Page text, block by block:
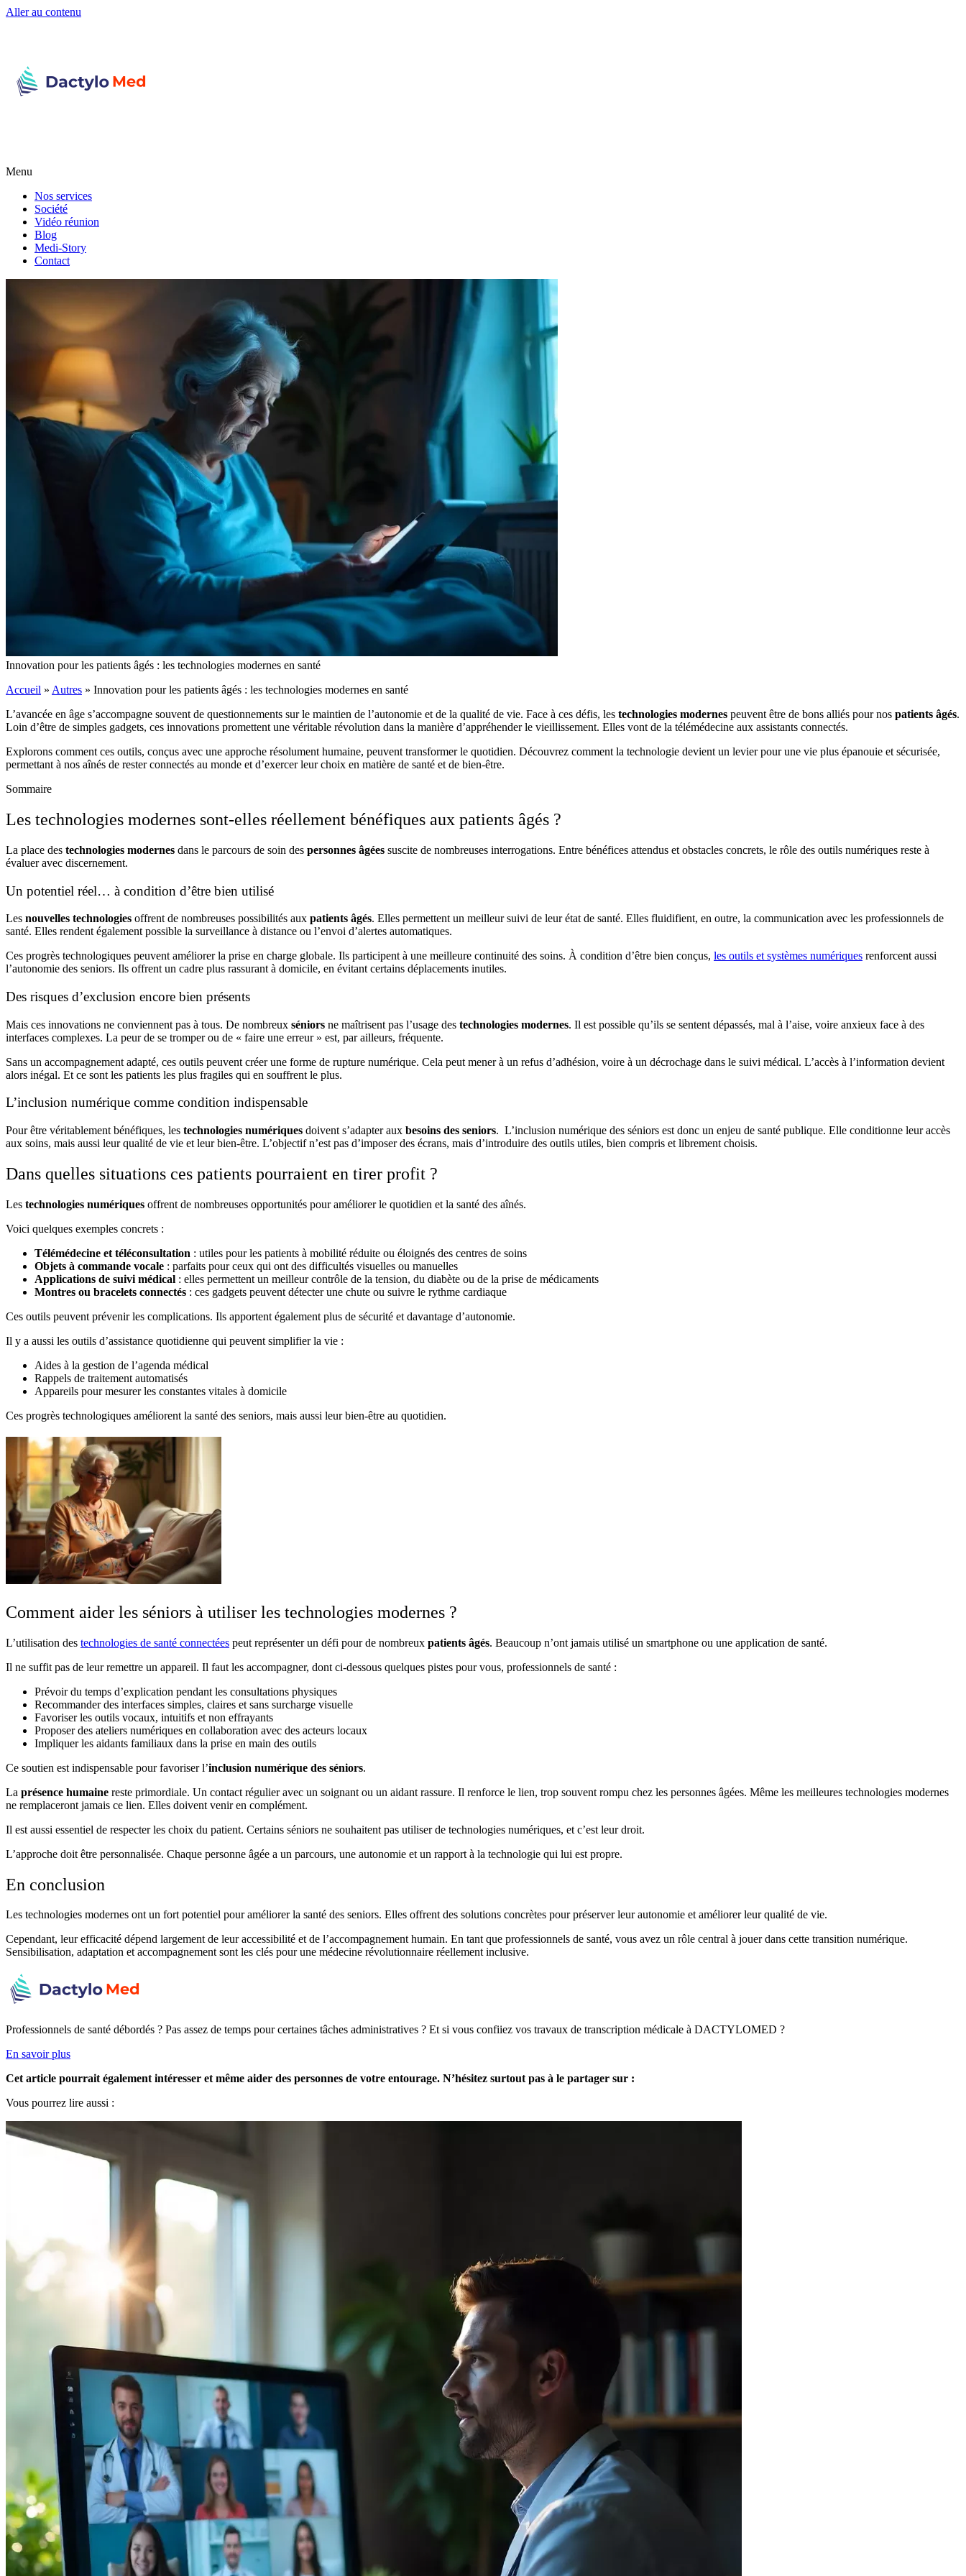
Aller au contenu
Menu
Nos services
Société
Vidéo réunion
Blog
Medi-Story
Contact
Innovation pour les patients âgés : les technologies modernes en santé
Accueil » Autres » Innovation pour les patients âgés : les technologies modernes en santé
L’avancée en âge s’accompagne souvent de questionnements sur le maintien de l’autonomie et de la qualité de vie. Face à ces défis, les technologies modernes peuvent être de bons alliés pour nos patients âgés.
Loin d’être de simples gadgets, ces innovations promettent une véritable révolution dans la manière d’appréhender le vieillissement. Elles vont de la télémédecine aux assistants connectés.
Explorons comment ces outils, conçus avec une approche résolument humaine, peuvent transformer le quotidien. Découvrez comment la technologie devient un levier pour une vie plus épanouie et sécurisée,
permettant à nos aînés de rester connectés au monde et d’exercer leur choix en matière de santé et de bien-être.
Sommaire
Les technologies modernes sont-elles réellement bénéfiques aux patients âgés ?
La place des technologies modernes dans le parcours de soin des personnes âgées suscite de nombreuses interrogations. Entre bénéfices attendus et obstacles concrets, le rôle des outils numériques reste à
évaluer avec discernement.
Un potentiel réel… à condition d’être bien utilisé
Les nouvelles technologies offrent de nombreuses possibilités aux patients âgés. Elles permettent un meilleur suivi de leur état de santé. Elles fluidifient, en outre, la communication avec les professionnels de
santé. Elles rendent également possible la surveillance à distance ou l’envoi d’alertes automatiques.
Ces progrès technologiques peuvent améliorer la prise en charge globale. Ils participent à une meilleure continuité des soins. À condition d’être bien conçus, les outils et systèmes numériques renforcent aussi
l’autonomie des seniors. Ils offrent un cadre plus rassurant à domicile, en évitant certains déplacements inutiles.
Des risques d’exclusion encore bien présents
Mais ces innovations ne conviennent pas à tous. De nombreux séniors ne maîtrisent pas l’usage des technologies modernes. Il est possible qu’ils se sentent dépassés, mal à l’aise, voire anxieux face à des
interfaces complexes. La peur de se tromper ou de « faire une erreur » est, par ailleurs, fréquente.
Sans un accompagnement adapté, ces outils peuvent créer une forme de rupture numérique. Cela peut mener à un refus d’adhésion, voire à un décrochage dans le suivi médical. L’accès à l’information devient
alors inégal. Et ce sont les patients les plus fragiles qui en souffrent le plus.
L’inclusion numérique comme condition indispensable
Pour être véritablement bénéfiques, les technologies numériques doivent s’adapter aux besoins des seniors. L’inclusion numérique des séniors est donc un enjeu de santé publique. Elle conditionne leur accès
aux soins, mais aussi leur qualité de vie et leur bien-être. L’objectif n’est pas d’imposer des écrans, mais d’introduire des outils utiles, bien compris et librement choisis.
Dans quelles situations ces patients pourraient en tirer profit ?
Les technologies numériques offrent de nombreuses opportunités pour améliorer le quotidien et la santé des aînés.
Voici quelques exemples concrets :
Télémédecine et téléconsultation : utiles pour les patients à mobilité réduite ou éloignés des centres de soins
Objets à commande vocale : parfaits pour ceux qui ont des difficultés visuelles ou manuelles
Applications de suivi médical : elles permettent un meilleur contrôle de la tension, du diabète ou de la prise de médicaments
Montres ou bracelets connectés : ces gadgets peuvent détecter une chute ou suivre le rythme cardiaque
Ces outils peuvent prévenir les complications. Ils apportent également plus de sécurité et davantage d’autonomie.
Il y a aussi les outils d’assistance quotidienne qui peuvent simplifier la vie :
Aides à la gestion de l’agenda médical
Rappels de traitement automatisés
Appareils pour mesurer les constantes vitales à domicile
Ces progrès technologiques améliorent la santé des seniors, mais aussi leur bien-être au quotidien.
Comment aider les séniors à utiliser les technologies modernes ?
L’utilisation des technologies de santé connectées peut représenter un défi pour de nombreux patients âgés. Beaucoup n’ont jamais utilisé un smartphone ou une application de santé.
Il ne suffit pas de leur remettre un appareil. Il faut les accompagner, dont ci-dessous quelques pistes pour vous, professionnels de santé :
Prévoir du temps d’explication pendant les consultations physiques
Recommander des interfaces simples, claires et sans surcharge visuelle
Favoriser les outils vocaux, intuitifs et non effrayants
Proposer des ateliers numériques en collaboration avec des acteurs locaux
Impliquer les aidants familiaux dans la prise en main des outils
Ce soutien est indispensable pour favoriser l’inclusion numérique des séniors.
La présence humaine reste primordiale. Un contact régulier avec un soignant ou un aidant rassure. Il renforce le lien, trop souvent rompu chez les personnes âgées. Même les meilleures technologies modernes
ne remplaceront jamais ce lien. Elles doivent venir en complément.
Il est aussi essentiel de respecter les choix du patient. Certains séniors ne souhaitent pas utiliser de technologies numériques, et c’est leur droit.
L’approche doit être personnalisée. Chaque personne âgée a un parcours, une autonomie et un rapport à la technologie qui lui est propre.
En conclusion
Les technologies modernes ont un fort potentiel pour améliorer la santé des seniors. Elles offrent des solutions concrètes pour préserver leur autonomie et améliorer leur qualité de vie.
Cependant, leur efficacité dépend largement de leur accessibilité et de l’accompagnement humain. En tant que professionnels de santé, vous avez un rôle central à jouer dans cette transition numérique.
Sensibilisation, adaptation et accompagnement sont les clés pour une médecine révolutionnaire réellement inclusive.
Professionnels de santé débordés ? Pas assez de temps pour certaines tâches administratives ? Et si vous confiiez vos travaux de transcription médicale à DACTYLOMED ?
En savoir plus
Cet article pourrait également intéresser et même aider des personnes de votre entourage. N’hésitez surtout pas à le partager sur :
Vous pourrez lire aussi :